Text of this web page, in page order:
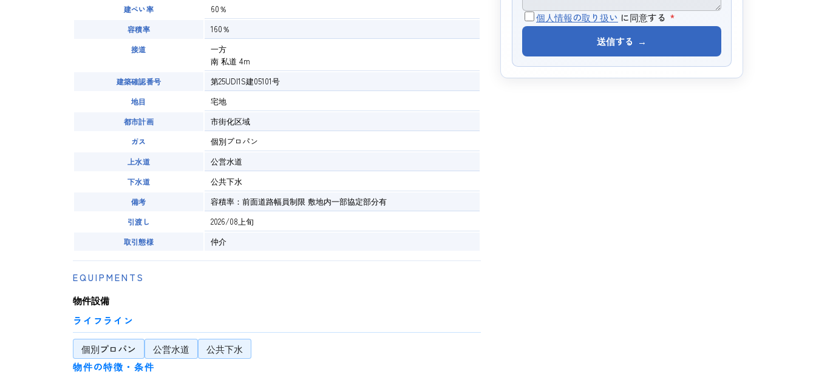
建ぺい率 60％
容積率 160％
接道
一方
南 私道 4m
建築確認番号 第25UDI1S建05101号
地目 宅地
都市計画 市街化区域
ガス 個別プロパン
上水道 公営水道
下水道 公共下水
備考 容積率：前面道路幅員制限 敷地内一部協定部分有
引渡し 2026/08上旬
取引態様 仲介
EQUIPMENTS
物件設備
ライフライン
個別プロパン 公営水道
公共下水
物件の特徴・条件
個人情報の取り扱い に同意する *
送信する →